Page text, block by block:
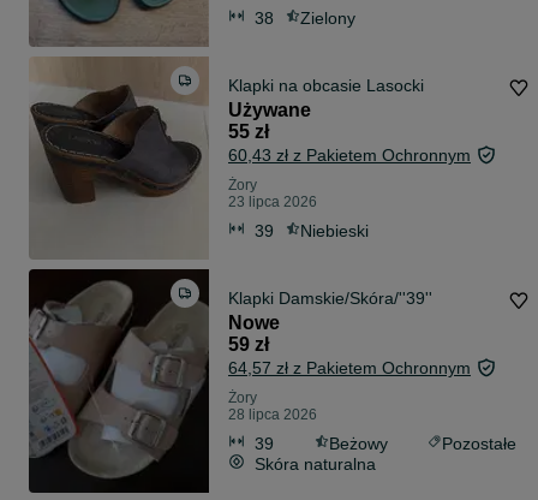
38 Zielony
Klapki na obcasie Lasocki
Używane
55 zł
60,43 zł z Pakietem Ochronnym
Żory
23 lipca 2026
39 Niebieski
Klapki Damskie/Skóra/''39''
Nowe
59 zł
64,57 zł z Pakietem Ochronnym
Żory
28 lipca 2026
39 Beżowy
Pozostałe
Skóra naturalna